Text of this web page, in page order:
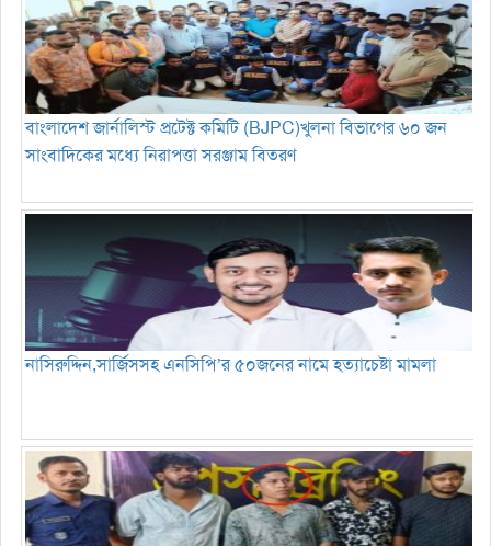
বাংলাদেশ জার্নালিস্ট প্রটেক্ট কমিটি (BJPC)খুলনা বিভাগের ৬০ জন
সাংবাদিকের মধ্যে নিরাপত্তা সরঞ্জাম বিতরণ
নাসিরুদ্দিন,সার্জিসসহ এনসিপি’র ৫০জনের নামে হত্যাচেষ্টা মামলা